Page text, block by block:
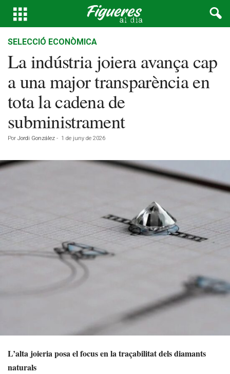
SELECCIÓ ECONÒMICA
La indústria joiera avança cap
a una major transparència en
tota la cadena de
subministrament
Por Jordi González - 1 de juny de 2026
L’alta joieria posa el focus en la traçabilitat dels diamants
naturals